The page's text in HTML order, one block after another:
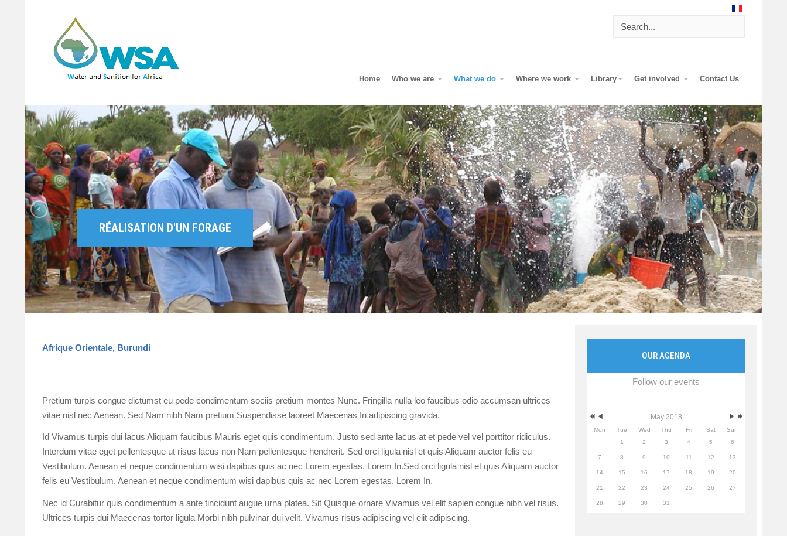
Home Who we are What we do Where we work Library Get involved Contact Us
RÉALISATION D'UN FORAGE
Afrique Orientale, Burundi
Pretium turpis congue dictumst eu pede condimentum sociis pretium montes Nunc. Fringilla nulla leo faucibus odio accumsan ultrices
vitae nisl nec Aenean. Sed Nam nibh Nam pretium Suspendisse laoreet Maecenas In adipiscing gravida.
Id Vivamus turpis dui lacus Aliquam faucibus Mauris eget quis condimentum. Justo sed ante lacus at et pede vel vel porttitor ridiculus.
Interdum vitae eget pellentesque ut risus lacus non Nam pellentesque hendrerit. Sed orci ligula nisl et quis Aliquam auctor felis eu
Vestibulum. Aenean et neque condimentum wisi dapibus quis ac nec Lorem egestas. Lorem In.Sed orci ligula nisl et quis Aliquam auctor
felis eu Vestibulum. Aenean et neque condimentum wisi dapibus quis ac nec Lorem egestas. Lorem In.
Nec id Curabitur quis condimentum a ante tincidunt augue urna platea. Sit Quisque ornare Vivamus vel elit sapien congue nibh vel risus.
Ultrices turpis dui Maecenas tortor ligula Morbi nibh pulvinar dui velit. Vivamus risus adipiscing vel elit adipiscing.
OUR AGENDA
Follow our events
May 2018
Mon Tue Wed Thu Fri Sat
Sun
1
2 3 4 5 6
7 8 9 10 11 12 13
14 15 16 17 18 19 20
21 22 23 24 25 26 27
28 29 30 31